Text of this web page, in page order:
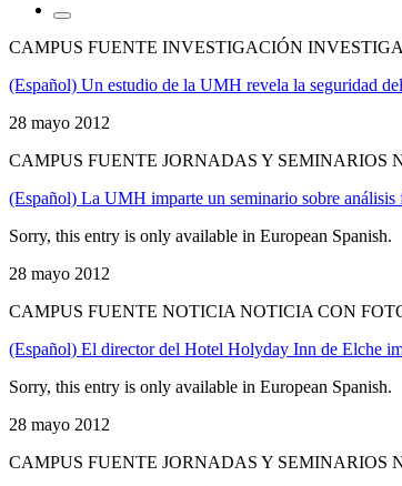
CAMPUS FUENTE INVESTIGACIÓN
(Español) Un estudio de la UMH revela la seguridad
28 mayo 2012
CAMPUS FUENTE JORNADAS Y SEMINARIOS
(Español) La UMH imparte un seminario sobre análisis
Sorry, this entry is only available in European Spanish.
28 mayo 2012
CAMPUS FUENTE NOTICIA NOTICIA CON
(Español) El director del Hotel Holyday Inn de Elche
Sorry, this entry is only available in European Spanish.
28 mayo 2012
CAMPUS FUENTE JORNADAS Y SEMINARIOS